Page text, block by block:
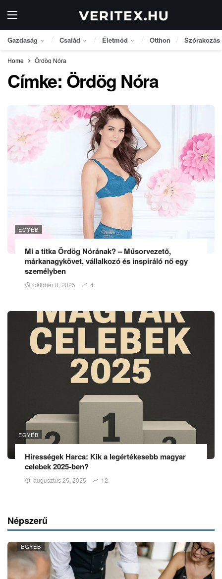
Gazdaság Család Életmód Otthon Szórakozás
Home Ördög Nóra
Címke: Ördög Nóra
EGYÉB
Mi a titka Ördög Nórának? – Műsorvezető,
márkanagykövet, vállalkozó és inspiráló nő egy
személyben
október 8, 2025 4
EGYÉB
Hírességek Harca: Kik a legértékesebb magyar
celebek 2025-ben?
augusztus 25, 2025 12
Népszerű
EGYÉB